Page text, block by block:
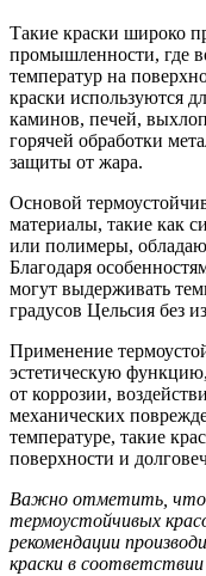
Такие краски широко
промышленности, где
температур на
краски используются
каминов, печей,
горячей обработки
защиты от жара.
Основой
материалы, такие как
или полимеры,
Благодаря
могут выдерживать
градусов Цельсия без
Применение
эстетическую
от коррозии,
механических
температуре, такие
поверхности и
Важно отметить, что
термоустойчивых
рекомендации
краски в